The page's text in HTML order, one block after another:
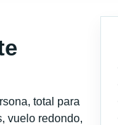
total para
vuelo redondo,